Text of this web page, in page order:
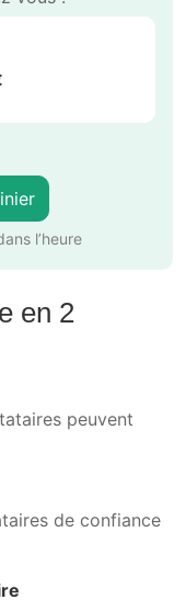
l’heure
en 2
peuvent
de confiance